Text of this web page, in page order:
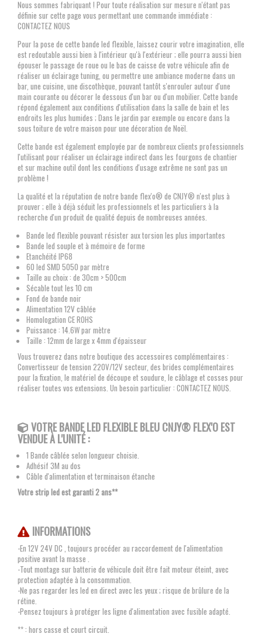
Nous sommes fabriquant ! Pour toute réalisation sur mesure n'étant pas
définie sur cette page vous permettant une commande immédiate :
CONTACTEZ NOUS
Pour la pose de cette bande led flexible, laissez courir votre imagination, elle
est redoutable aussi bien à l'intérieur qu'à l'extérieur ; elle pourra aussi bien
épouser le passage de roue ou le bas de caisse de votre véhicule afin de
réaliser un éclairage tuning, ou permettre une ambiance moderne dans un
bar, une cuisine, une discothèque, pouvant tantôt s'enrouler autour d'une
main courante ou décorer le dessous d'un bar ou d'un mobilier. Cette bande
répond également aux conditions d'utilisation dans la salle de bain et les
endroits les plus humides ; Dans le jardin par exemple ou encore dans la
sous toiture de votre maison pour une décoration de Noël.
Cette bande est également employée par de nombreux clients professionnels
l'utilisant pour réaliser un éclairage indirect dans les fourgons de chantier
et sur machine outil dont les conditions d'usage extrême ne sont pas un
problème !
La qualité et la réputation de notre bande flex'o® de CNJY® n'est plus à
prouver ; elle à déjà séduit les professionnels et les particuliers à la
recherche d'un produit de qualité depuis de nombreuses années.
Bande led flexible pouvant résister aux torsion les plus importantes
Bande led souple et à mémoire de forme
Etanchéité IP68
60 led SMD 5050 par mètre
Taille au choix : de 30cm > 500cm
Sécable tout les 10 cm
Fond de bande noir
Alimentation 12V câblée
Homologation CE ROHS
Puissance : 14.6W par mètre
Taille : 12mm de large x 4mm d'épaisseur
Vous trouverez dans notre boutique des accessoires complémentaires :
Convertisseur de tension 220V/12V secteur, des brides complémentaires
pour la fixation, le matériel de découpe et soudure, le câblage et cosses pour
réaliser toutes vos extensions. Un besoin particulier : CONTACTEZ NOUS.
VOTRE BANDE LED FLEXIBLEBLEU CNJY®FLEX'O EST
VENDUE À L'UNITÉ :
1 Bande câblée selon longueur choisie.
Adhésif 3M au dos
Câble d'alimentation et terminaison étanche
Votre strip led est garanti 2 ans**
INFORMATIONS
-En 12V 24V DC , toujours procéder au raccordement de l'alimentation
positive avant la masse .
-Tout montage sur batterie de véhicule doit être fait moteur éteint, avec
protection adaptée à la consommation.
-Ne pas regarder les led en direct avec les yeux ; risque de brûlure de la
rétine.
-Pensez toujours à protéger les ligne d'alimentation avec fusible adapté.
** : hors casse et court circuit.